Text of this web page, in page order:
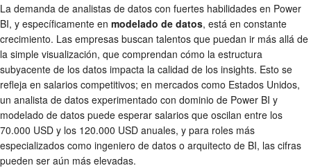
La demanda de analistas de datos con fuertes habilidades en Power
BI, y específicamente en modelado de datos, está en constante
crecimiento. Las empresas buscan talentos que puedan ir más allá de
la simple visualización, que comprendan cómo la estructura
subyacente de los datos impacta la calidad de los insights. Esto se
refleja en salarios competitivos; en mercados como Estados Unidos,
un analista de datos experimentado con dominio de Power BI y
modelado de datos puede esperar salarios que oscilan entre los
70.000 USD y los 120.000 USD anuales, y para roles más
especializados como ingeniero de datos o arquitecto de BI, las cifras
pueden ser aún más elevadas.